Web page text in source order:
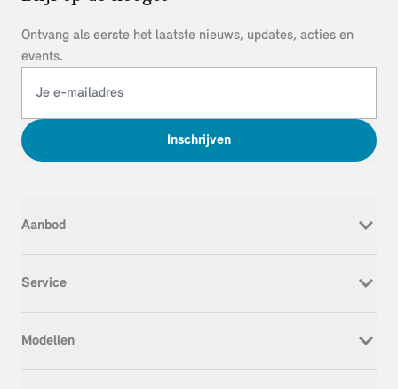
Ontvang als eerste het laatste nieuws, updates, acties en
events.
Inschrijven
Aanbod
Occasion
Service
Onderhoud & Reparatie
Modellen